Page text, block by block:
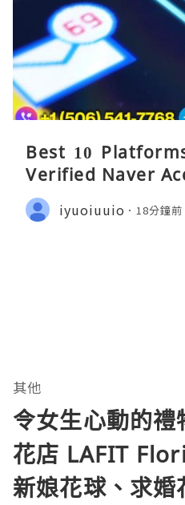
Best 10
Verified Naver
iyuoiuuio 18分鐘前
其他
令女生心動的
花店 LAFIT
新娘花球、求婚